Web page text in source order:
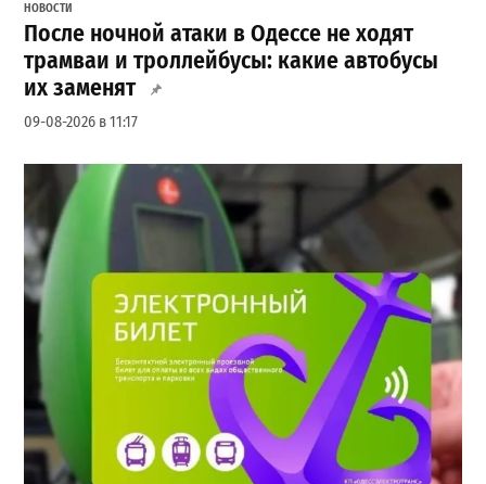
НОВОСТИ
После ночной атаки в Одессе не ходят
трамваи и троллейбусы: какие автобусы
их заменят
09-08-2026 в 11:17